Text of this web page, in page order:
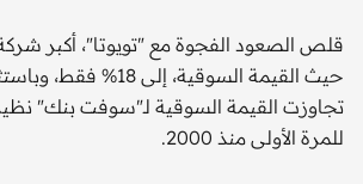
قلص الصعود الفجوة مع "تويوتا"، أكبر
حيث القيمة السوقية، إلى
تجاوزت القيمة السوقية لـ"سوفت بنك"
للمرة الأولى منذ 2000.